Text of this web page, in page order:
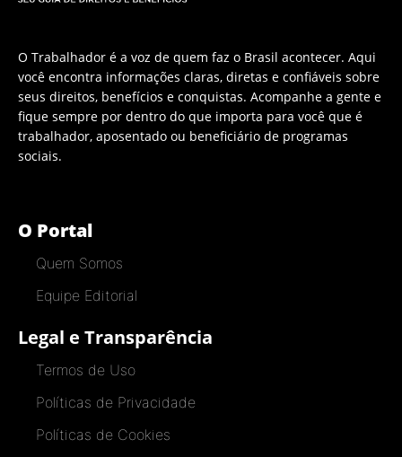
O Trabalhador é a voz de quem faz o Brasil acontecer. Aqui
você encontra informações claras, diretas e confiáveis sobre
seus direitos, benefícios e conquistas. Acompanhe a gente e
fique sempre por dentro do que importa para você que é
trabalhador, aposentado ou beneficiário de programas
sociais.
O Portal
Quem Somos
Equipe Editorial
Legal e Transparência
Termos de Uso
Políticas de Privacidade
Políticas de Cookies